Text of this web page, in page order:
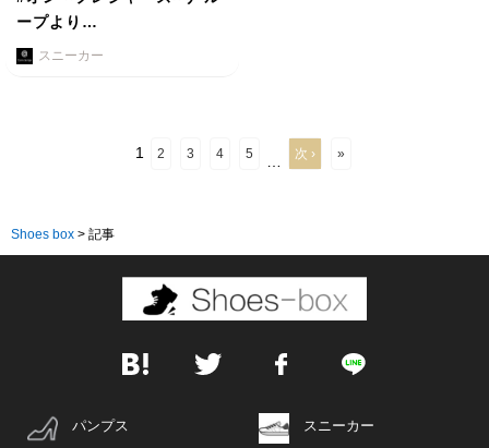
ープより…
スニーカー
1 2 3 4 5 次 › »
Shoes box > 記事
パンプス スニーカー